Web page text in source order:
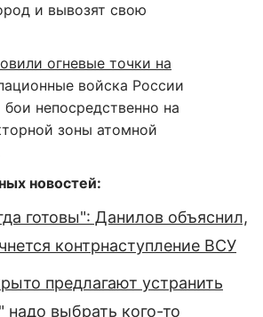
и вывозят свою
огневые точки на
войска России
непосредственно на
зоны атомной
новостей:
готовы": Данилов объяснил,
контрнаступление ВСУ
предлагают устранить
надо выбрать кого-то